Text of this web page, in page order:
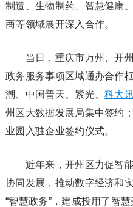
制造、生物制药、智慧健康
商等领域展开深入合作。
当日，重庆市万州、开州
政务服务事项区域通办合作
潮、中国普天、紫光、科大
州区大数据发展局集中签约
业园入驻企业签约仪式。
近年来，开州区力促智能
协同发展，推动数字经济和
“智慧政务”，建成投用了智